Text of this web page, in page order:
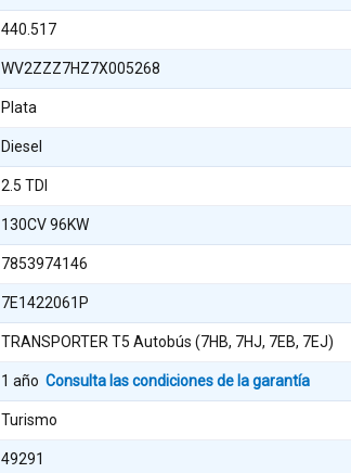
440.517
WV2ZZZ7HZ7X005268
Plata
Diesel
2.5 TDI
130CV 96KW
7853974146
7E1422061P
TRANSPORTER T5 Autobús (7HB, 7HJ, 7EB, 7EJ)
1 añoConsulta las condiciones de la garantía
Turismo
49291